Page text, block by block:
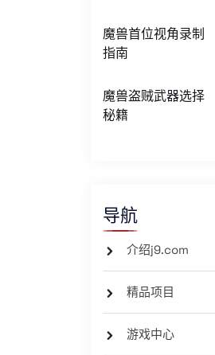
魔兽首位视角录制
指南
魔兽盗贼武器选择
秘籍
导航
介绍j9.com
精品项目
游戏中心